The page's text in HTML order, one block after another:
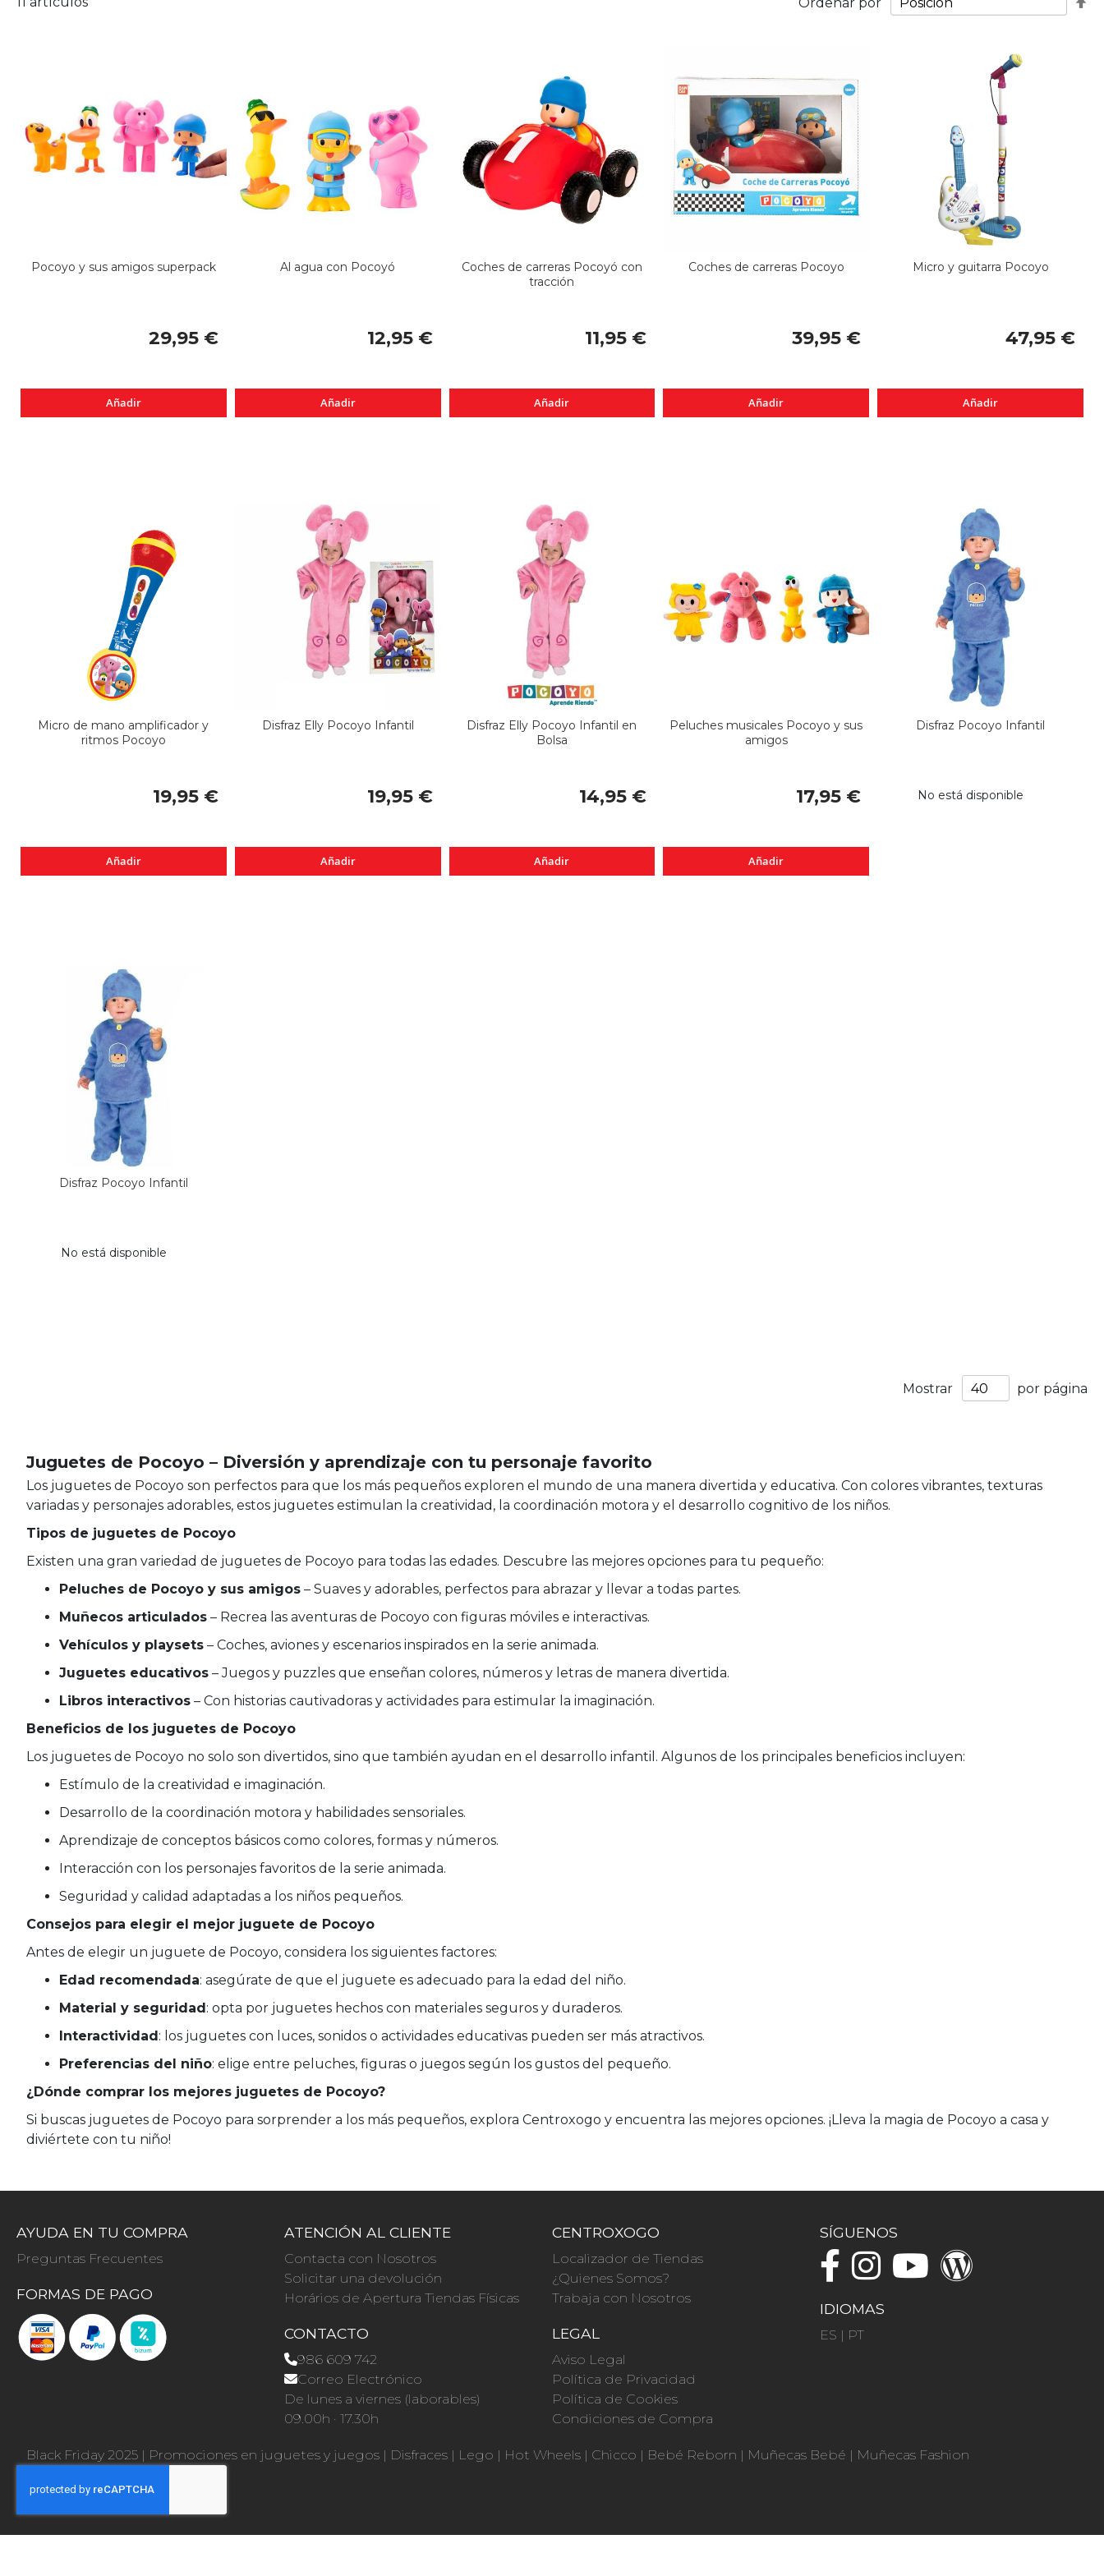
Pocoyo y sus amigos superpack
29,95 €
Añadir
Al agua con Pocoyó
12,95 €
Añadir
Coches de carreras Pocoyó con
tracción
11,95 €
Añadir
Coches de carreras Pocoyo
39,95 €
Añadir
Micro y guitarra Pocoyo
47,95 €
Añadir
Micro de mano amplificador y
ritmos Pocoyo
19,95 €
Añadir
Disfraz Elly Pocoyo Infantil
19,95 €
Añadir
Disfraz Elly Pocoyo Infantil en
Bolsa
14,95 €
Añadir
Peluches musicales Pocoyo y sus
amigos
17,95 €
Añadir
Disfraz Pocoyo Infantil
No está disponible
Disfraz Pocoyo Infantil
No está disponible
Mostrar por página
Juguetes de Pocoyo – Diversión y aprendizaje con tu personaje favorito
Los juguetes de Pocoyo son perfectos para que los más pequeños exploren el mundo de una manera divertida y educativa. Con colores vibrantes, texturas
variadas y personajes adorables, estos juguetes estimulan la creatividad, la coordinación motora y el desarrollo cognitivo de los niños.
Tipos de juguetes de Pocoyo
Existen una gran variedad de juguetes de Pocoyo para todas las edades. Descubre las mejores opciones para tu pequeño:
Peluches de Pocoyo y sus amigos – Suaves y adorables, perfectos para abrazar y llevar a todas partes.
Muñecos articulados – Recrea las aventuras de Pocoyo con figuras móviles e interactivas.
Vehículos y playsets – Coches, aviones y escenarios inspirados en la serie animada.
Juguetes educativos – Juegos y puzzles que enseñan colores, números y letras de manera divertida.
Libros interactivos – Con historias cautivadoras y actividades para estimular la imaginación.
Beneficios de los juguetes de Pocoyo
Los juguetes de Pocoyo no solo son divertidos, sino que también ayudan en el desarrollo infantil. Algunos de los principales beneficios incluyen:
Estímulo de la creatividad e imaginación.
Desarrollo de la coordinación motora y habilidades sensoriales.
Aprendizaje de conceptos básicos como colores, formas y números.
Interacción con los personajes favoritos de la serie animada.
Seguridad y calidad adaptadas a los niños pequeños.
Consejos para elegir el mejor juguete de Pocoyo
Antes de elegir un juguete de Pocoyo, considera los siguientes factores:
Edad recomendada: asegúrate de que el juguete es adecuado para la edad del niño.
Material y seguridad : opta por juguetes hechos con materiales seguros y duraderos.
Interactividad : los juguetes con luces, sonidos o actividades educativas pueden ser más atractivos.
Preferencias del niño: elige entre peluches, figuras o juegos según los gustos del pequeño.
¿Dónde comprar los mejores juguetes de Pocoyo?
Si buscas juguetes de Pocoyo para sorprender a los más pequeños, explora Centroxogo y encuentra las mejores opciones. ¡Lleva la magia de Pocoyo a casa y
diviértete con tu niño!
AYUDA EN TU COMPRA
Preguntas Frecuentes
FORMAS DE PAGO
ATENCIÓN AL CLIENTE
Contacta con Nosotros
Solicitar una devolución
Horários de Apertura Tiendas Físicas
CONTACTO
986 609 742
Correo Electrónico
De lunes a viernes (laborables)
09.00h · 17.30h
CENTROXOGO
Localizador de Tiendas
¿Quienes Somos?
Trabaja con Nosotros
LEGAL
Aviso Legal
Política de Privacidad
Política de Cookies
Condiciones de Compra
SÍGUENOS
IDIOMAS
ES | PT
Black Friday 2025 | Promociones en juguetes y juegos | Disfraces | Lego | Hot Wheels | Chicco | Bebé Reborn | Muñecas Bebé | Muñecas Fashion